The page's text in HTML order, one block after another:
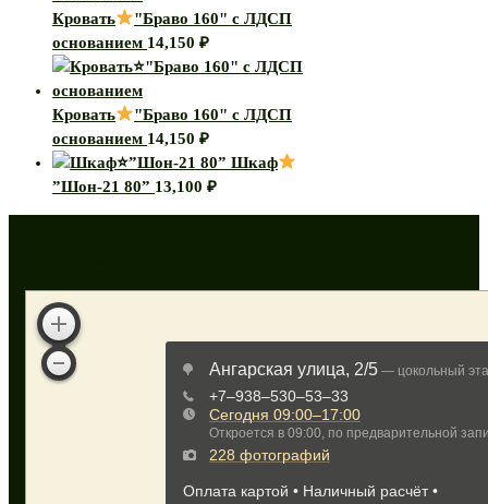
Кровать
"Браво 160" с ЛДСП
основанием 14,150 ₽
Кровать
"Браво 160" с ЛДСП
основанием 14,150 ₽
Шкаф
”Шон-21 80” 13,100 ₽